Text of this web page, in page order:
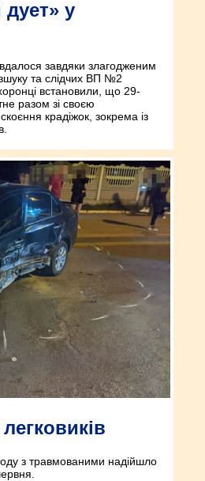
у
завдяки злагодженим
та слідчих ВП №2
встановили, що 29-
разом зі своєю
крадіжок, зокрема із
з травмованими надійшло